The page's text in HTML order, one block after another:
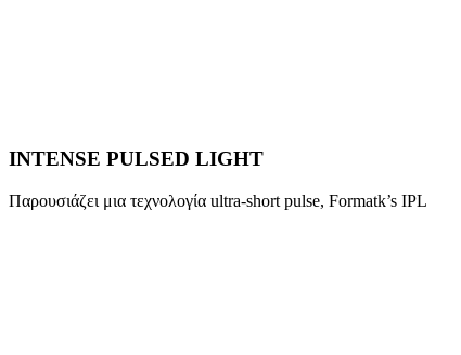
INTENSE PULSED LIGHT
Παρουσιάζει μια τεχνολογία ultra-short pulse, Formatk’s IPL